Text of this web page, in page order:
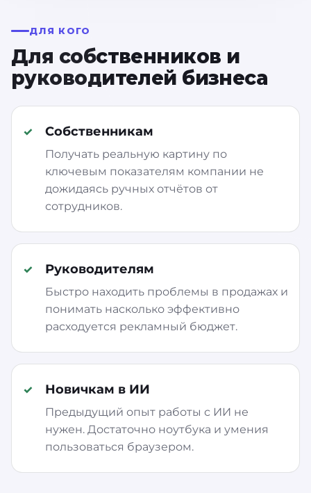
ДЛЯ КОГО
Для собственников и
руководителей бизнеса
Собственникам
Получать реальную картину по
ключевым показателям компании не
дожидаясь ручных отчётов от
сотрудников.
Руководителям
Быстро находить проблемы в продажах и
понимать насколько эффективно
расходуется рекламный бюджет.
Новичкам в ИИ
Предыдущий опыт работы с ИИ не
нужен. Достаточно ноутбука и умения
пользоваться браузером.